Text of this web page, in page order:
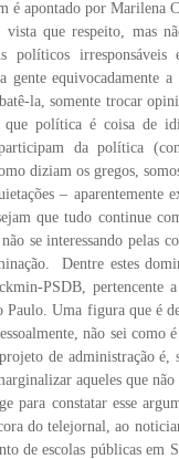
é apontado por Marilena
que respeito, mas nã
políticos irresponsáveis
gente equivocadamente
ê-la, somente trocar opini
que política é coisa de
da política
diziam os gregos,
ções– aparentemente
que tudo continue
ão se interessando pelas
ção.
Dentre estes
PSDB, pertencente
Paulo. Uma figura que é
não sei comoé
de administraçãoé,
aqueles que não
para constatar esse
do telejornal, ao
de escolas públicas em S